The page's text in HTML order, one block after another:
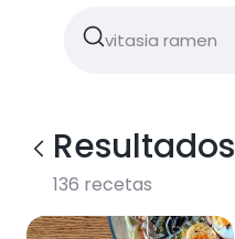
Resultados
136 recetas